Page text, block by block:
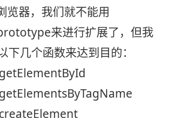
览器，我们就不能用
来进行扩展了，但我
下几个函数来达到目的：